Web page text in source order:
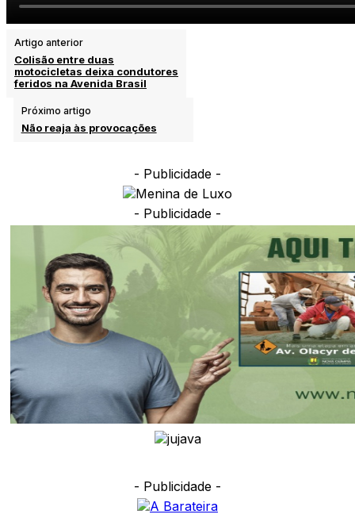
Artigo anterior
Colisão entre duas
motocicletas deixa condutores
feridos na Avenida Brasil
Próximo artigo
Não reaja às provocações
- Publicidade -
- Publicidade -
- Publicidade -